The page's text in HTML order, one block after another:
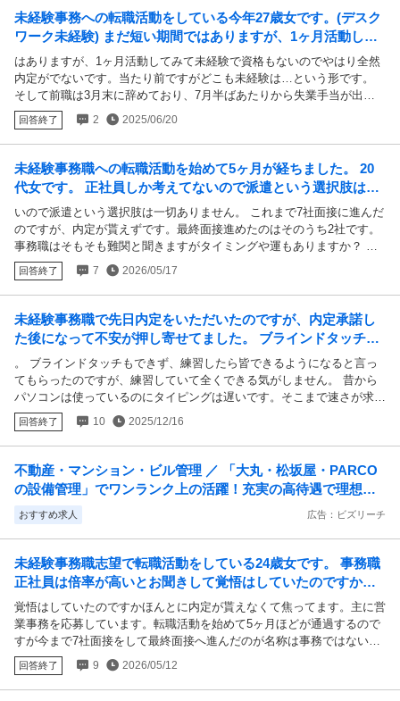
未経験事務への転職活動をしている今年27歳女です。(デスク
ワーク未経験) まだ短い期間ではありますが、1ヶ月活動して
みて未経験で資格もないのでやはり全然内...
はありますが、1ヶ月活動してみて未経験で資格もないのでやはり全然
内定がでないです。当たり前ですがどこも未経験は…という形です。
そして前職は3月末に辞めており、7月半ばあたりから失業手当が出る
予定です。 この状況を踏まえて、資格の勉強などをしつつ手当もらい
ながら転職活動を行うか、 一度派遣などで業務に慣れてからまた転職
活動を行うか、どちらが良いと思いますでしょうか？ 派遣だと経験と
しての実績はあまりないとは思いますが、、、 一応金銭面の余裕はあ
るので今すぐ収入が欲しいわけではなく、正社員での内定のためにどの
ような流れが良いのかな、、悩んでおります。 よろしくお願いいたし
ます。
回答終了 2 2025/06/20
未経験事務職への転職活動を始めて5ヶ月が経ちました。 20
代女です。 正社員しか考えてないので派遣という選択肢は一
切ありません。 これまで7社面接に進んだ...
いので派遣という選択肢は一切ありません。 これまで7社面接に進んだ
のですが、内定が貰えずです。最終面接進めたのはそのうち2社です。
事務職はそもそも難関と聞きますがタイミングや運もありますか？ こ
れからも諦めず事務職応募して内定貰える可能性ありますか
回答終了 7 2026/05/17
未経験事務職で先日内定をいただいたのですが、内定承諾し
た後になって不安が押し寄せてました。 ブラインドタッチも
できず、練習したら皆できるようになると言って...
。 ブラインドタッチもできず、練習したら皆できるようになると言っ
てもらったのですが、練習していて全くできる気がしません。 昔から
パソコンは使っているのにタイピングは遅いです。そこまで速さが求め
られているとは思わず、勢いのまま頑張りますと意気込みだけ伝えてし
まい、入社後にお荷物になるのが目に見えて今から押しつぶされそうで
す。 入社までにできるだけ練習はしますがいつまで経ってもタイピン
グも遅いまま、不器用で他の仕事もまともにできないと思うとパニック
になってしまいます。 とにかく仕事を見つけなきゃとがむしゃらに事
務職に応募しましたが事務なんてできないかもしれないと正気になって
きました。 おかしな事書いてる自覚はありますが、事務職を経験され
回答終了 10 2025/12/16
不動産・マンション・ビル管理 ／ 「大丸・松坂屋・PARCO
の設備管理」でワンランク上の活躍！充実の高待遇で理想の
キャリアを築きませんか？
おすすめ求人 広告：ビズリーチ
未経験事務職志望で転職活動をしている24歳女です。 事務職
正社員は倍率が高いとお聞きして覚悟はしていたのですかほ
んとに内定が貰えなくて焦ってます。主に営業...
覚悟はしていたのですかほんとに内定が貰えなくて焦ってます。主に営
業事務を応募しています。転職活動を始めて5ヶ月ほどが通過するので
すが今まで7社面接をして最終面接へ進んだのが名称は事務ではないが
仕事内容的には事務に近い賃貸管理の企業の1社のみでした。そこも最
終で落ちてしまいました。面接に進めているだけ希望はあるのかと思っ
ているのですが諦めた方が良いのでしょうか、、。年齢的にポテンシャ
回答終了 9 2026/05/12